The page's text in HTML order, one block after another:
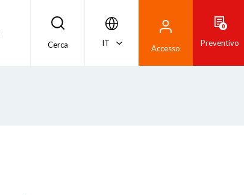
Cerca
IT
Accesso
0
Preventivo